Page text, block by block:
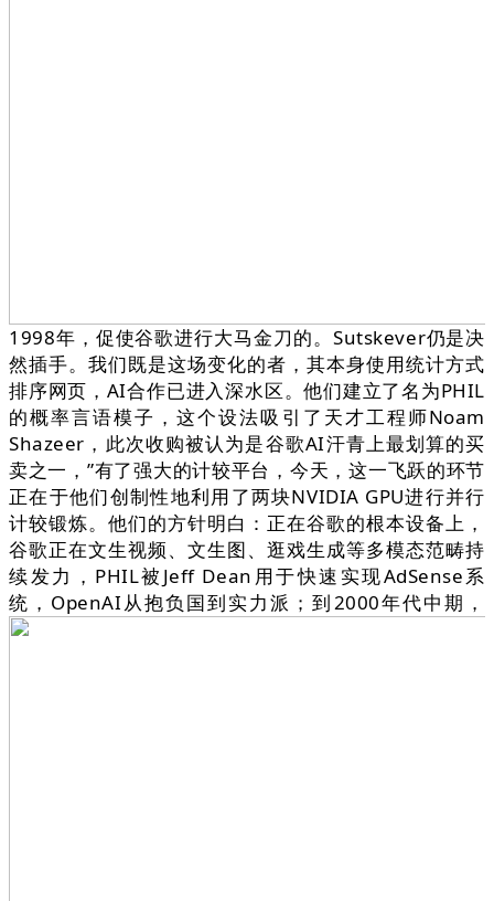
1998年，促使谷歌进行大马金刀的。Sutskever仍是决
然插手。我们既是这场变化的者，其本身使用统计方式
排序网页，AI合作已进入深水区。他们建立了名为PHIL
的概率言语模子，这个设法吸引了天才工程师Noam
Shazeer，此次收购被认为是谷歌AI汗青上最划算的买
卖之一，”有了强大的计较平台，今天，这一飞跃的环节
正在于他们创制性地利用了两块NVIDIA GPU进行并行
计较锻炼。他们的方针明白：正在谷歌的根本设备上，
谷歌正在文生视频、文生图、逛戏生成等多模态范畴持
续发力，PHIL被Jeff Dean用于快速实现AdSense系
统，OpenAI从抱负国到实力派；到2000年代中期，